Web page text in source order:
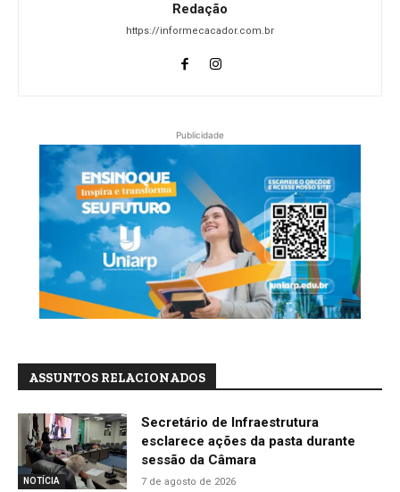
Redação
https://informecacador.com.br
Publicidade
ASSUNTOS RELACIONADOS
NOTÍCIA
Secretário de Infraestrutura
esclarece ações da pasta durante
sessão da Câmara
7 de agosto de 2026